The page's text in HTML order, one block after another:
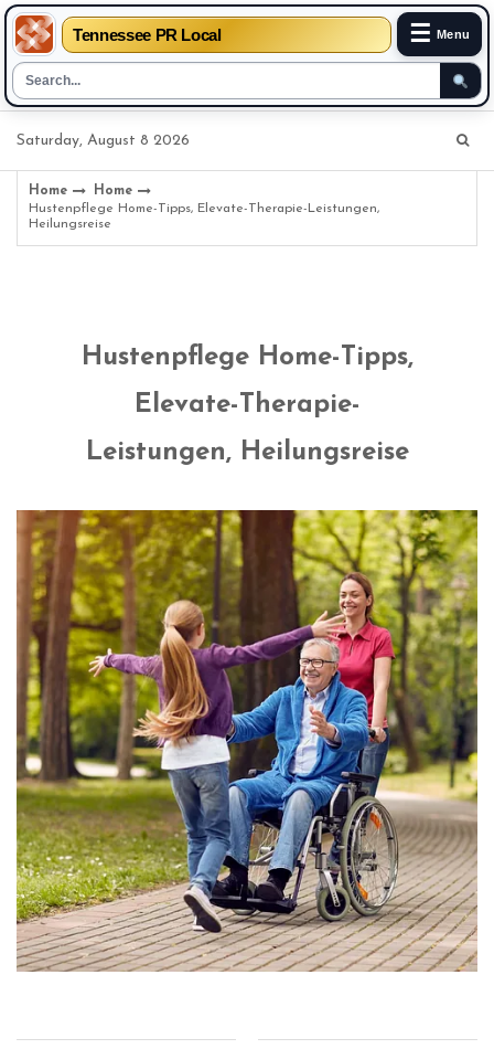
Tennessee PR Local ☰ Menu
Saturday, August 8 2026
Home
Home
Hustenpflege Home-Tipps, Elevate-Therapie-Leistungen,
Heilungsreise
Hustenpflege Home-Tipps,
Elevate-Therapie-
Leistungen, Heilungsreise